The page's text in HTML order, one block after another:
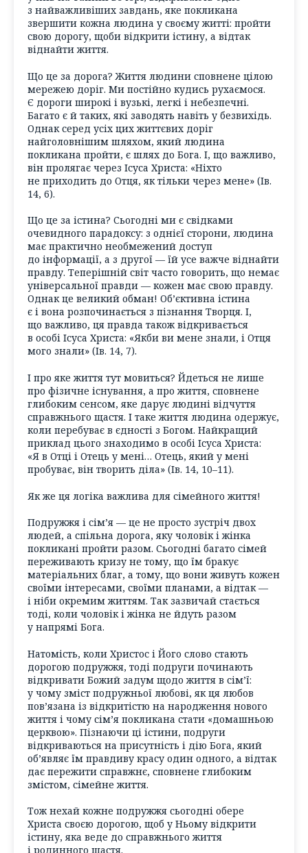
з найважливіших завдань, яке покликана
звершити кожна людина у своєму житті: пройти
свою дорогу, щоби відкрити істину, а відтак
віднайти життя.
Що це за дорога? Життя людини сповнене цілою
мережею доріг. Ми постійно кудись рухаємося.
Є дороги широкі і вузькі, легкі і небезпечні.
Багато є й таких, які заводять навіть у безвихідь.
Однак серед усіх цих життєвих доріг
найголовнішим шляхом, який людина
покликана пройти, є шлях до Бога. І, що важливо,
він пролягає через Ісуса Христа: «Ніхто
не приходить до Отця, як тільки через мене» (Ів.
14, 6).
Що це за істина? Сьогодні ми є свідками
очевидного парадоксу: з однієї сторони, людина
має практично необмежений доступ
до інформації, а з другої — їй усе важче віднайти
правду. Теперішній світ часто говорить, що немає
універсальної правди — кожен має свою правду.
Однак це великий обман! Об’єктивна істина
є і вона розпочинається з пізнання Творця. І,
що важливо, ця правда також відкривається
в особі Ісуса Христа: «Якби ви мене знали, і Отця
мого знали» (Ів. 14, 7).
І про яке життя тут мовиться? Йдеться не лише
про фізичне існування, а про життя, сповнене
глибоким сенсом, яке дарує людині відчуття
справжнього щастя. І таке життя людина одержує,
коли перебуває в єдності з Богом. Найкращий
приклад цього знаходимо в особі Ісуса Христа:
«Я в Отці і Отець у мені… Отець, який у мені
пробуває, він творить діла» (Ів. 14, 10–11).
Як же ця логіка важлива для сімейного життя!
Подружжя і сім’я — це не просто зустріч двох
людей, а спільна дорога, яку чоловік і жінка
покликані пройти разом. Сьогодні багато сімей
переживають кризу не тому, що їм бракує
матеріальних благ, а тому, що вони живуть кожен
своїми інтересами, своїми планами, а відтак —
і ніби окремим життям. Так зазвичай стається
тоді, коли чоловік і жінка не йдуть разом
у напрямі Бога.
Натомість, коли Христос і Його слово стають
дорогою подружжя, тоді подруги починають
відкривати Божий задум щодо життя в сім’ї:
у чому зміст подружньої любові, як ця любов
пов’язана із відкритістю на народження нового
життя і чому сім’я покликана стати «домашньою
церквою». Пізнаючи ці істини, подруги
відкриваються на присутність і дію Бога, який
об’являє їм правдиву красу один одного, а відтак
дає пережити справжнє, сповнене глибоким
змістом, сімейне життя.
Тож нехай кожне подружжя сьогодні обере
Христа своєю дорогою, щоб у Ньому відкрити
істину, яка веде до справжнього життя
і родинного щастя.